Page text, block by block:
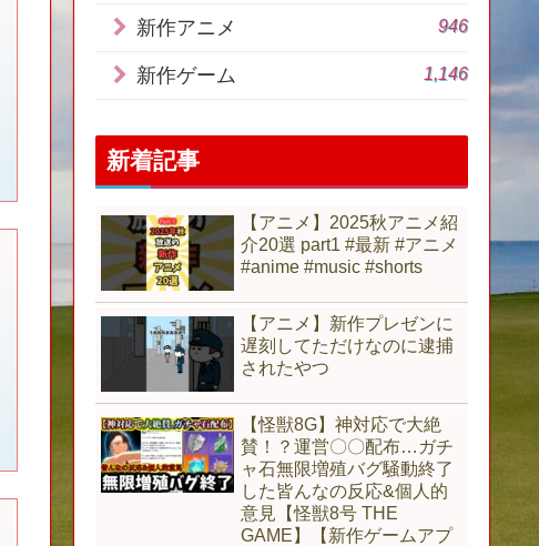
新作アニメ 946
新作ゲーム 1,146
新着記事
【アニメ】2025秋アニメ紹
介20選 part1 #最新 #アニメ
#anime #music #shorts
【アニメ】新作プレゼンに
遅刻してただけなのに逮捕
されたやつ
【怪獣8G】神対応で大絶
賛！？運営〇〇配布…ガチ
ャ石無限増殖バグ騒動終了
した皆んなの反応&個人的
意見【怪獣8号 THE
GAME】【新作ゲームアプ